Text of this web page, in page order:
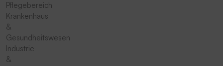
Pflegebereich
Krankenhaus
&
Gesundheitswesen
Industrie
&